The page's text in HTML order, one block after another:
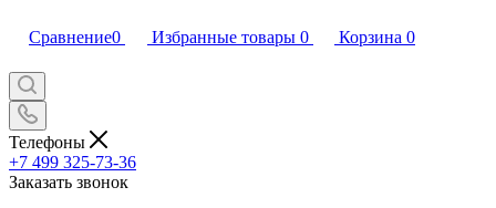
Сравнение0 Избранные товары 0 Корзина 0
Телефоны
+7 499 325-73-36
Заказать звонок